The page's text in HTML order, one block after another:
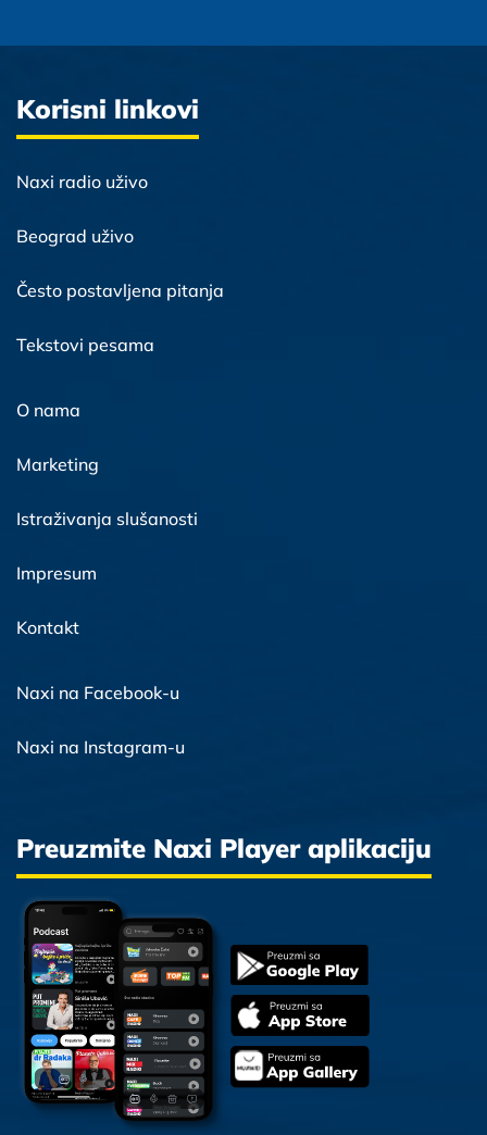
Korisni linkovi
Naxi radio uživo
Beograd uživo
Često postavljena pitanja
Tekstovi pesama
O nama
Marketing
Istraživanja slušanosti
Impresum
Kontakt
Naxi na Facebook-u
Naxi na Instagram-u
Preuzmite Naxi Player aplikaciju